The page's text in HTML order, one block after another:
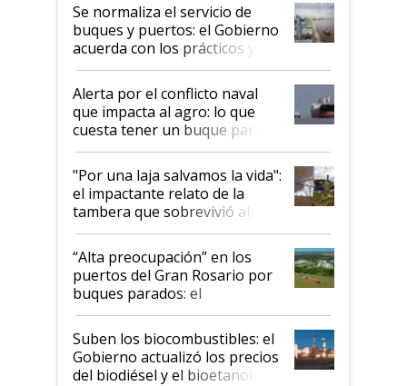
Se normaliza el servicio de
buques y puertos: el Gobierno
acuerda con los prácticos y
suspende el decreto de
desregulación
Alerta por el conflicto naval
que impacta al agro: lo que
cuesta tener un buque parado
y el peligro de que Argentina
pase a ser "país sucio"
"Por una laja salvamos la vida":
el impactante relato de la
tambera que sobrevivió al
tornado
“Alta preocupación” en los
puertos del Gran Rosario por
buques parados: el
funcionamiento de las
exportadoras en tensión tras
la medida de fuerza de los
prácticos
Suben los biocombustibles: el
Gobierno actualizó los precios
del biodiésel y el bioetanol